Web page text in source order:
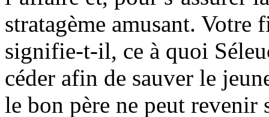
stratagème amusant. Votre
signifie-t-il, ce à quoi
céder afin de sauver le
le bon père ne peut